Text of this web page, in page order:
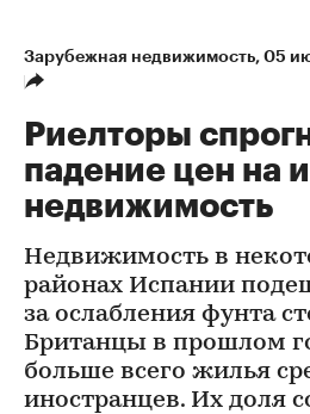
Зарубежная недвижимость⁠, 05
Риелторы
падение цен на
недвижимость
Недвижимость в
районах Испании
за ослабления фунта
Британцы в прошлом
больше всего жилья
иностранцев. Их доля